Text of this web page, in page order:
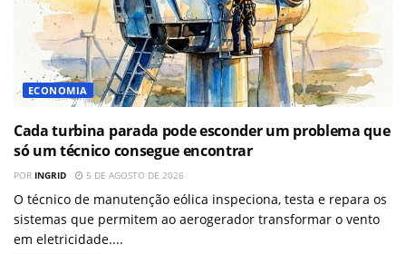
ECONOMIA
Cada turbina parada pode esconder um problema que
só um técnico consegue encontrar
POR INGRID 5 DE AGOSTO DE 2026
O técnico de manutenção eólica inspeciona, testa e repara os
sistemas que permitem ao aerogerador transformar o vento
em eletricidade....